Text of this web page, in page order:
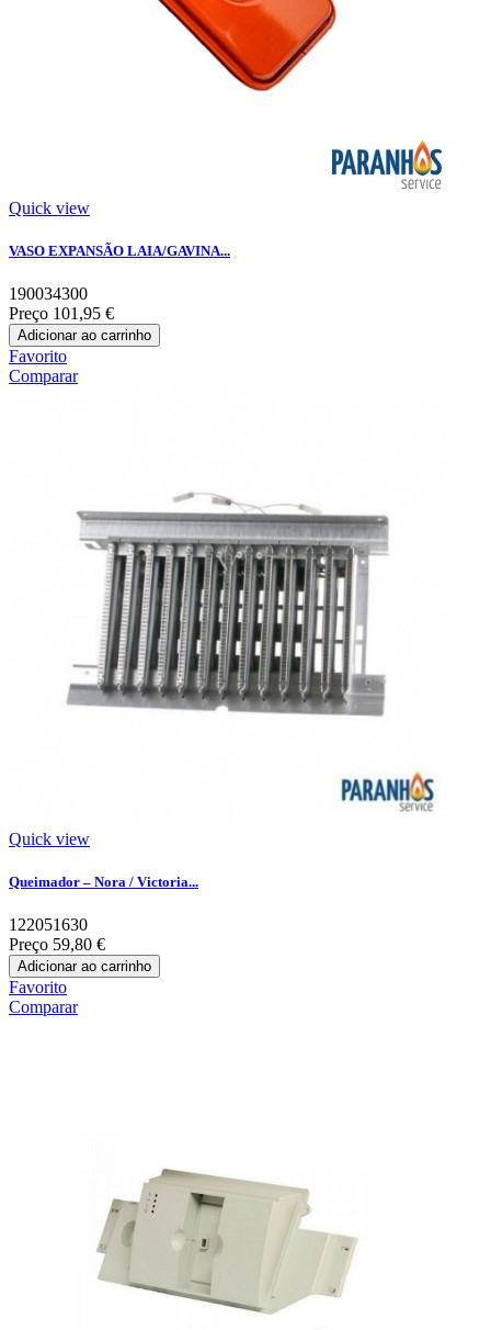
Quick view
VASO EXPANSÃO LAIA/GAVINA...
190034300
Preço 101,95 €
Adicionar ao carrinho
Favorito
Comparar
Quick view
Queimador – Nora / Victoria...
122051630
Preço 59,80 €
Adicionar ao carrinho
Favorito
Comparar